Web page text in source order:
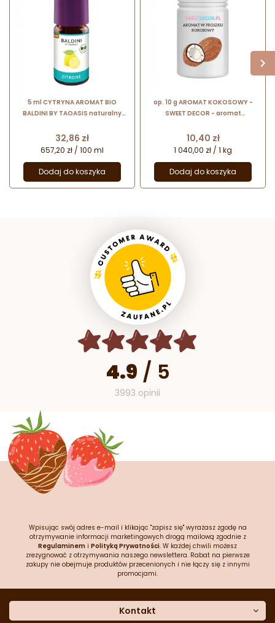
5 ml CYTRYNA AROMAT BIO
BALDINI BY TAOASIS naturalny
eterycznego
Cena
32,86 zł
657,20 zł / 100 ml
Dodaj do koszyka
op. 10 g AROMAT KOKOSOWY -
SWEET DECOR - aromat
smak i zapach
Cena
10,40 zł
1 040,00 zł / 1 kg
Dodaj do koszyka
4.9 / 5
3993 opinii
Wpisując swój adres e-mail i klikając "zapisz się" wyrażasz zgodę na
otrzymywanie informacji marketingowych drogą mailową zgodnie z
Regulaminem i Polityką Prywatności. W każdej chwili możesz
zrezygnować z otrzymywania naszego newslettera. Rabat na pierwsze
zakupy nie obejmuje produktów przecenionych i nie łączy się z innymi
promocjami.
Kontakt